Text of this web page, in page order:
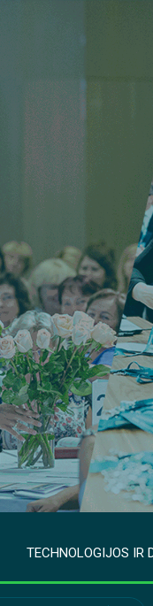
TECHNOLOGIJOS IR